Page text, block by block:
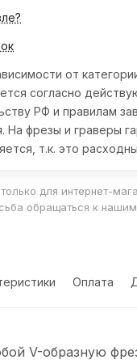
от
согласно
РФ и правилам
На фрезы и граверы
т.к. это
для интернет-
обращаться к
Оплата
V-образную